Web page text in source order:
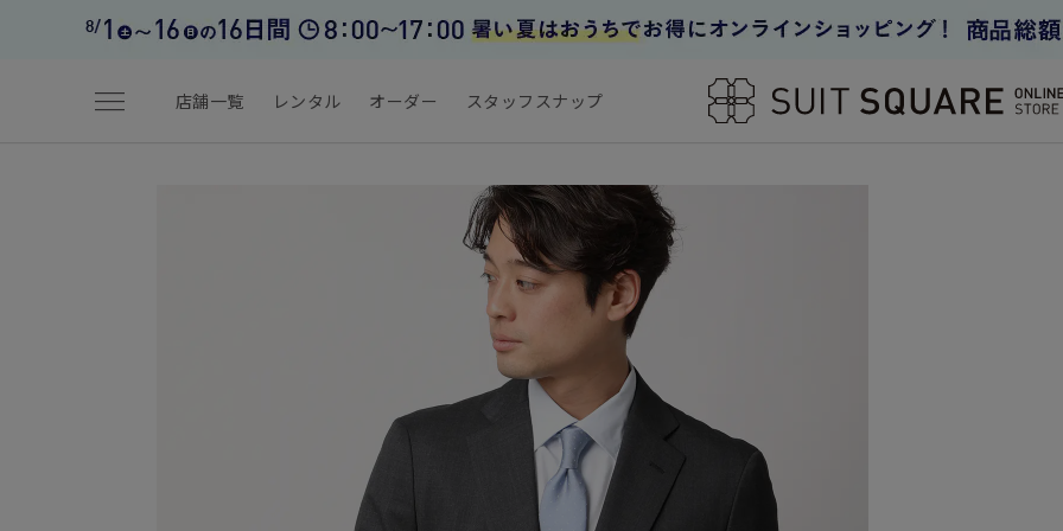
menu 店舗一覧 レンタル オーダー スタッフスナップ